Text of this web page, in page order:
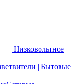
Низковольтное
| Бытовые